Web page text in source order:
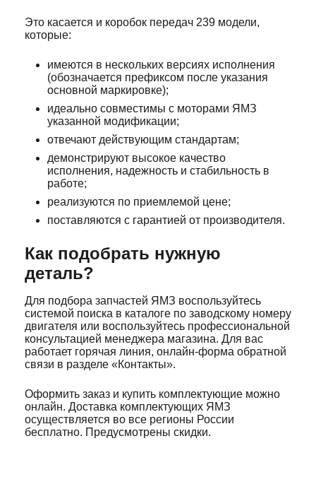
Это касается и коробок передач 239 модели,
которые:
имеются в нескольких версиях исполнения
(обозначается префиксом после указания
основной маркировке);
идеально совместимы с моторами ЯМЗ
указанной модификации;
отвечают действующим стандартам;
демонстрируют высокое качество
исполнения, надежность и стабильность в
работе;
реализуются по приемлемой цене;
поставляются с гарантией от производителя.
Как подобрать нужную
деталь?
Для подбора запчастей ЯМЗ воспользуйтесь
системой поиска в каталоге по заводскому номеру
двигателя или воспользуйтесь профессиональной
консультацией менеджера магазина. Для вас
работает горячая линия, онлайн-форма обратной
связи в разделе «Контакты».
Оформить заказ и купить комплектующие можно
онлайн. Доставка комплектующих ЯМЗ
осуществляется во все регионы России
бесплатно. Предусмотрены скидки.